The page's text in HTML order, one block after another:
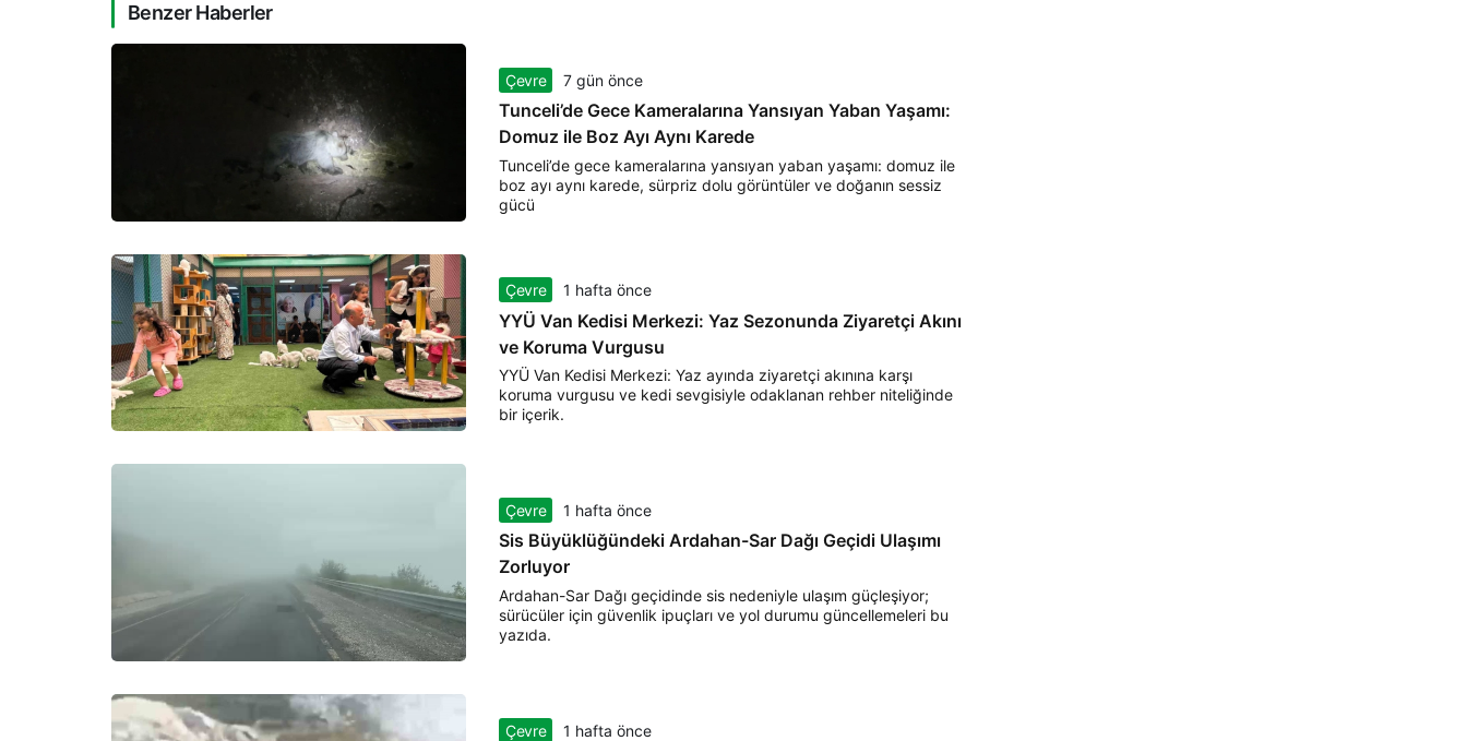
Benzer Haberler
Çevre 7 gün önce
Tunceli’de Gece Kameralarına Yansıyan Yaban Yaşamı:
Domuz ile Boz Ayı Aynı Karede
Tunceli’de gece kameralarına yansıyan yaban yaşamı: domuz ile
boz ayı aynı karede, sürpriz dolu görüntüler ve doğanın sessiz
gücü
Çevre 1 hafta önce
YYÜ Van Kedisi Merkezi: Yaz Sezonunda Ziyaretçi Akını
ve Koruma Vurgusu
YYÜ Van Kedisi Merkezi: Yaz ayında ziyaretçi akınına karşı
koruma vurgusu ve kedi sevgisiyle odaklanan rehber niteliğinde
bir içerik.
Çevre 1 hafta önce
Sis Büyüklüğündeki Ardahan-Sar Dağı Geçidi Ulaşımı
Zorluyor
Ardahan-Sar Dağı geçidinde sis nedeniyle ulaşım güçleşiyor;
sürücüler için güvenlik ipuçları ve yol durumu güncellemeleri bu
yazıda.
Çevre 1 hafta önce